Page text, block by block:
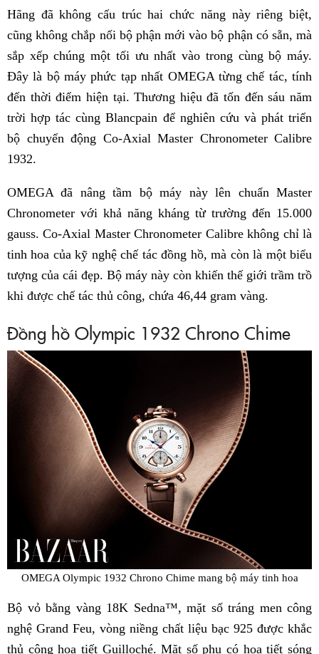
Hãng đã không cấu trúc hai chức năng này riêng biệt,
cũng không chắp nối bộ phận mới vào bộ phận có sẵn, mà
sắp xếp chúng một tối ưu nhất vào trong cùng bộ máy.
Đây là bộ máy phức tạp nhất OMEGA từng chế tác, tính
đến thời điểm hiện tại. Thương hiệu đã tốn đến sáu năm
trời hợp tác cùng Blancpain để nghiên cứu và phát triển
bộ chuyển động Co-Axial Master Chronometer Calibre
1932.
OMEGA đã nâng tầm bộ máy này lên chuẩn Master
Chronometer với khả năng kháng từ trường đến 15.000
gauss. Co-Axial Master Chronometer Calibre không chỉ là
tinh hoa của kỹ nghệ chế tác đồng hồ, mà còn là một biểu
tượng của cái đẹp. Bộ máy này còn khiến thế giới trầm trồ
khi được chế tác thủ công, chứa 46,44 gram vàng.
Đồng hồ Olympic 1932 Chrono Chime
OMEGA Olympic 1932 Chrono Chime mang bộ máy tinh hoa
Bộ vỏ bằng vàng 18K Sedna™, mặt số tráng men công
nghệ Grand Feu, vòng niềng chất liệu bạc 925 được khắc
thủ công họa tiết Guilloché. Mặt số phụ có họa tiết sóng